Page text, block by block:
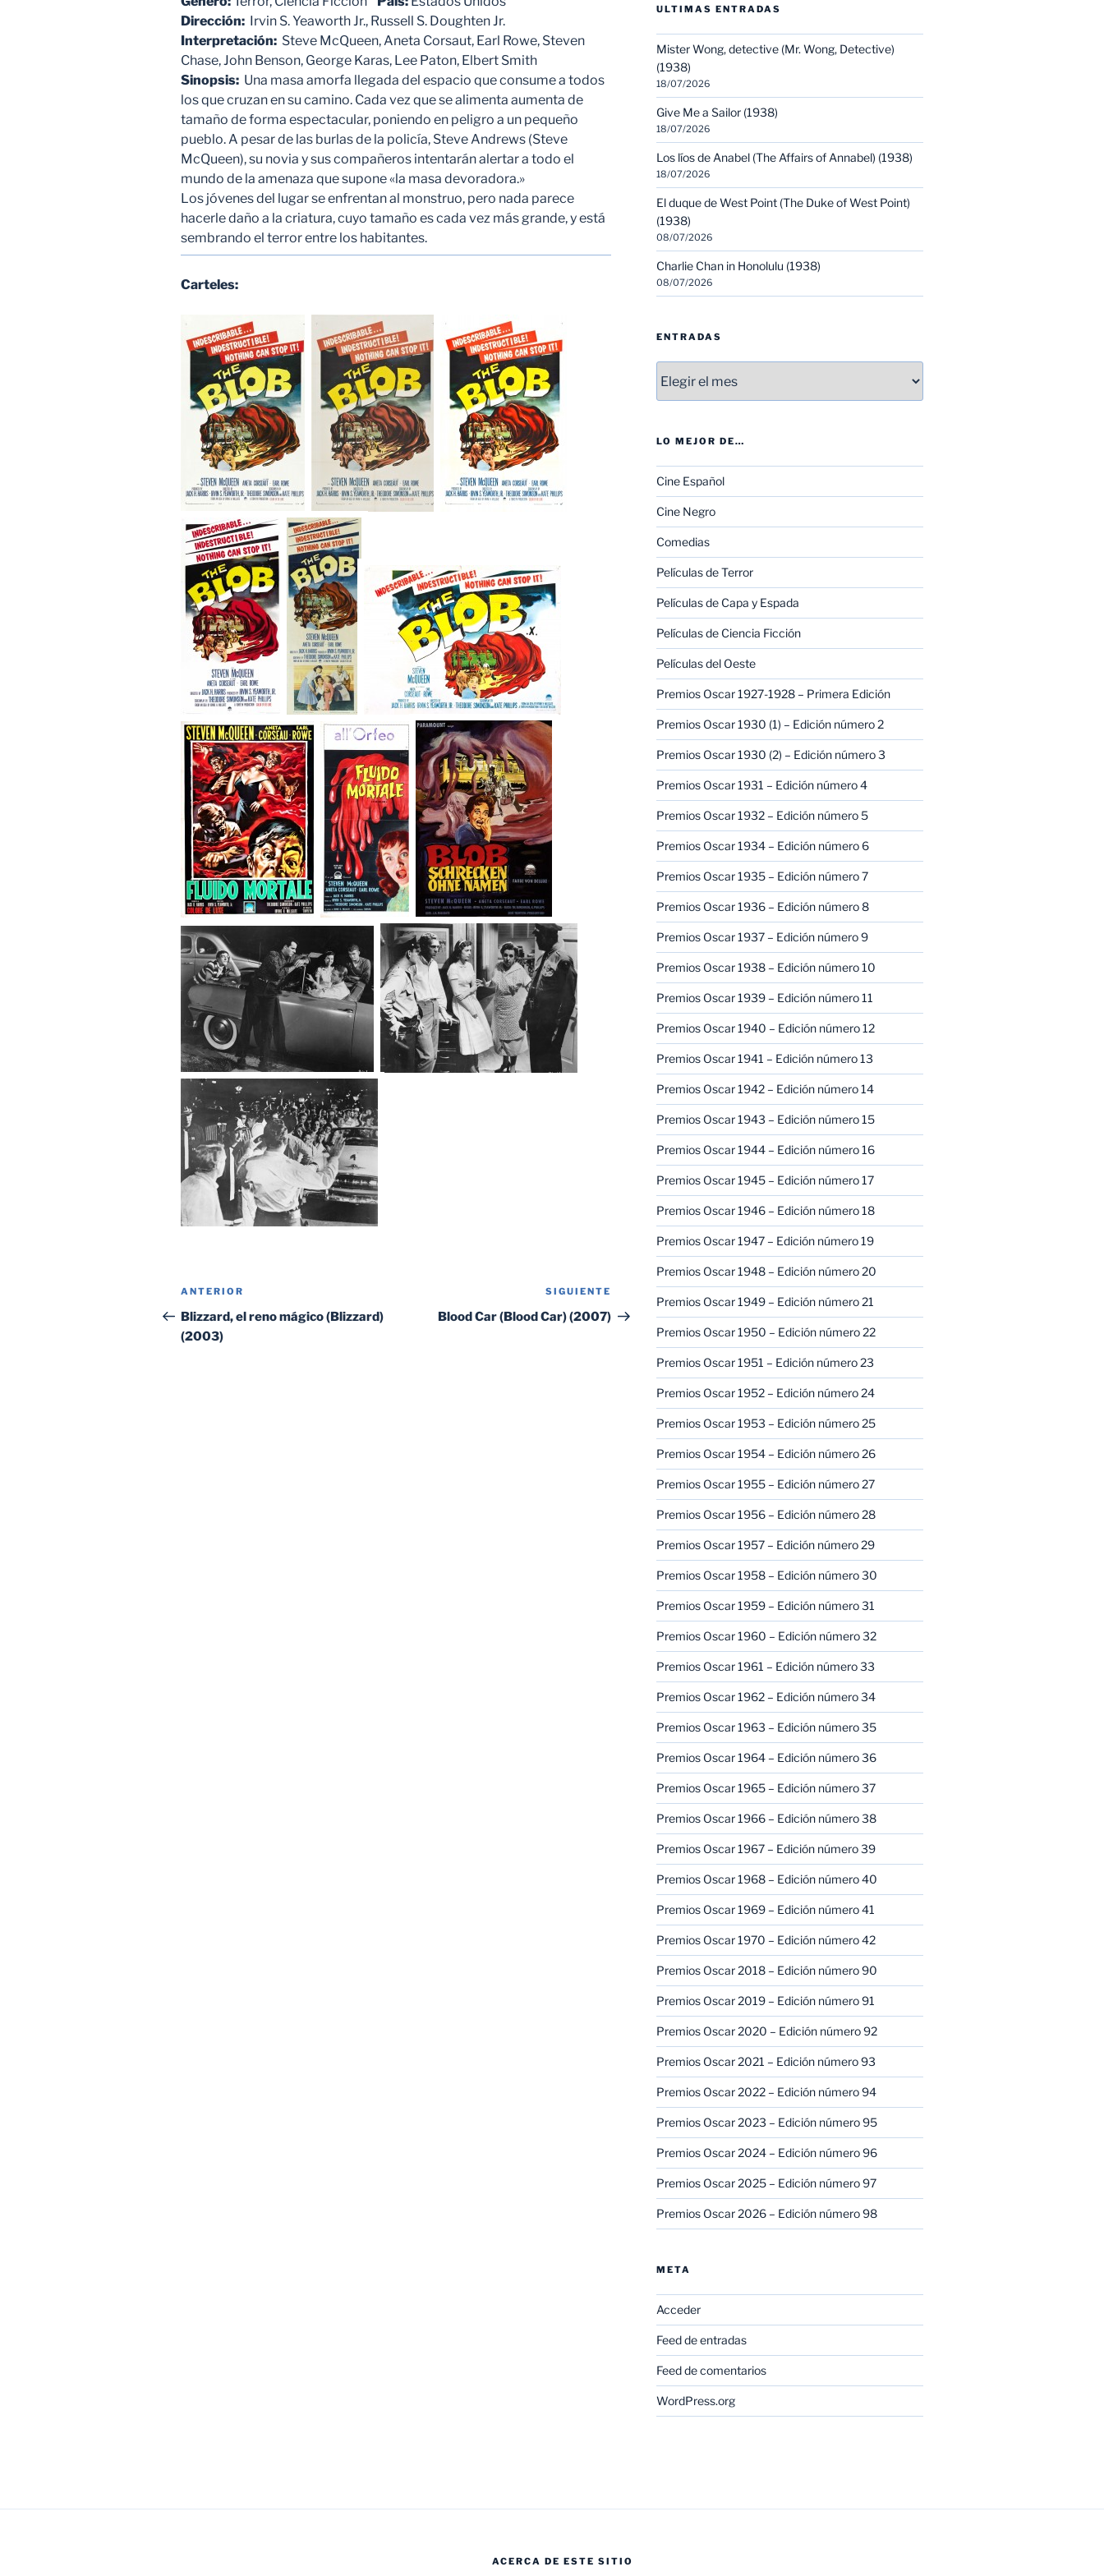
Dirección: Irvin S. Yeaworth Jr., Russell S. Doughten Jr.
Interpretación: Steve McQueen, Aneta Corsaut, Earl Rowe, Steven
Chase, John Benson, George Karas, Lee Paton, Elbert Smith
Sinopsis: Una masa amorfa llegada del espacio que consume a todos
los que cruzan en su camino. Cada vez que se alimenta aumenta de
tamaño de forma espectacular, poniendo en peligro a un pequeño
pueblo. A pesar de las burlas de la policía, Steve Andrews (Steve
McQueen), su novia y sus compañeros intentarán alertar a todo el
mundo de la amenaza que supone «la masa devoradora.»
Los jóvenes del lugar se enfrentan al monstruo, pero nada parece
hacerle daño a la criatura, cuyo tamaño es cada vez más grande, y está
sembrando el terror entre los habitantes.
Carteles:
Navegación
de
entradas
Entrada
anterior:
ANTERIOR
Blizzard, el reno mágico (Blizzard)
(2003)
Siguiente
entrada
SIGUIENTE
Blood Car (Blood Car) (2007)
ULTIMAS ENTRADAS
Mister Wong, detective (Mr. Wong, Detective)
(1938)
18/07/2026
Give Me a Sailor (1938)
18/07/2026
Los líos de Anabel (The Affairs of Annabel) (1938)
18/07/2026
El duque de West Point (The Duke of West Point)
(1938)
08/07/2026
Charlie Chan in Honolulu (1938)
08/07/2026
ENTRADAS
LO MEJOR DE…
Cine Español
Cine Negro
Comedias
Películas de Terror
Películas de Capa y Espada
Películas de Ciencia Ficción
Películas del Oeste
Premios Oscar 1927-1928 – Primera Edición
Premios Oscar 1930 (1) – Edición número 2
Premios Oscar 1930 (2) – Edición número 3
Premios Oscar 1931 – Edición número 4
Premios Oscar 1932 – Edición número 5
Premios Oscar 1934 – Edición número 6
Premios Oscar 1935 – Edición número 7
Premios Oscar 1936 – Edición número 8
Premios Oscar 1937 – Edición número 9
Premios Oscar 1938 – Edición número 10
Premios Oscar 1939 – Edición número 11
Premios Oscar 1940 – Edición número 12
Premios Oscar 1941 – Edición número 13
Premios Oscar 1942 – Edición número 14
Premios Oscar 1943 – Edición número 15
Premios Oscar 1944 – Edición número 16
Premios Oscar 1945 – Edición número 17
Premios Oscar 1946 – Edición número 18
Premios Oscar 1947 – Edición número 19
Premios Oscar 1948 – Edición número 20
Premios Oscar 1949 – Edición número 21
Premios Oscar 1950 – Edición número 22
Premios Oscar 1951 – Edición número 23
Premios Oscar 1952 – Edición número 24
Premios Oscar 1953 – Edición número 25
Premios Oscar 1954 – Edición número 26
Premios Oscar 1955 – Edición número 27
Premios Oscar 1956 – Edición número 28
Premios Oscar 1957 – Edición número 29
Premios Oscar 1958 – Edición número 30
Premios Oscar 1959 – Edición número 31
Premios Oscar 1960 – Edición número 32
Premios Oscar 1961 – Edición número 33
Premios Oscar 1962 – Edición número 34
Premios Oscar 1963 – Edición número 35
Premios Oscar 1964 – Edición número 36
Premios Oscar 1965 – Edición número 37
Premios Oscar 1966 – Edición número 38
Premios Oscar 1967 – Edición número 39
Premios Oscar 1968 – Edición número 40
Premios Oscar 1969 – Edición número 41
Premios Oscar 1970 – Edición número 42
Premios Oscar 2018 – Edición número 90
Premios Oscar 2019 – Edición número 91
Premios Oscar 2020 – Edición número 92
Premios Oscar 2021 – Edición número 93
Premios Oscar 2022 – Edición número 94
Premios Oscar 2023 – Edición número 95
Premios Oscar 2024 – Edición número 96
Premios Oscar 2025 – Edición número 97
Premios Oscar 2026 – Edición número 98
META
Acceder
Feed de entradas
Feed de comentarios
WordPress.org
ACERCA DE ESTE SITIO